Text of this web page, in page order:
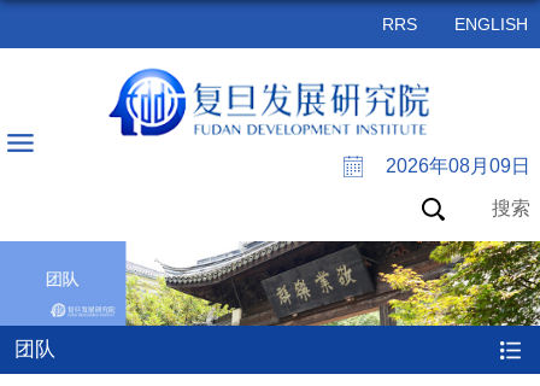
RRS ENGLISH
2026年08月09日
搜索
团队